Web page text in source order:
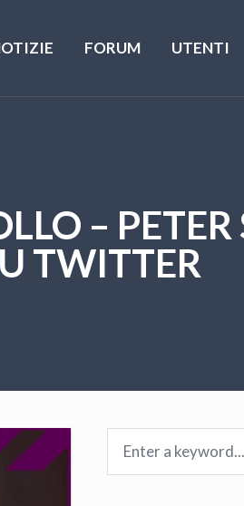
FORUM UTENTI
–
TWITTER